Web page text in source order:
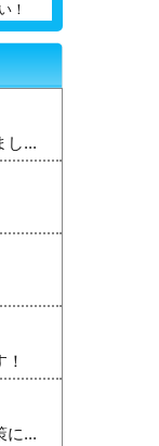
！
し...
に...